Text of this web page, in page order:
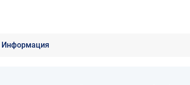
Информация